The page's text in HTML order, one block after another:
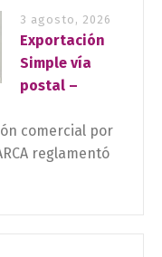
3 agosto, 2026
Exportación
Simple vía
postal –
comercial por
reglamentó